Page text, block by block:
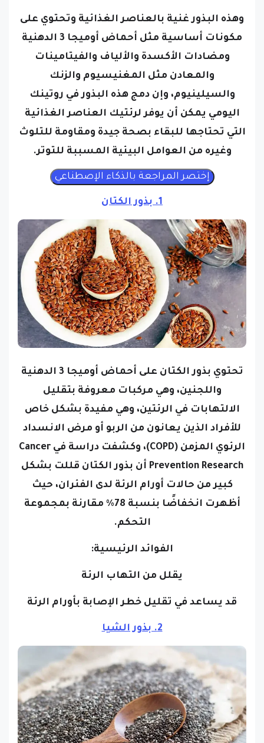
وهذه البذور غنية بالعناصر الغذائية وتحتوي على
مكونات أساسية مثل أحماض أوميجا 3 الدهنية
ومضادات الأكسدة والألياف والفيتامينات
والمعادن مثل المغنيسيوم والزنك
والسيلينيوم، وإن دمج هذه البذور في روتينك
اليومي يمكن أن يوفر لرئتيك العناصر الغذائية
التي تحتاجها للبقاء بصحة جيدة ومقاومة للتلوث
وغيره من العوامل البيئية المسببة للتوتر.
1. بذور الكتان
تحتوي بذور الكتان على أحماض أوميجا 3 الدهنية
واللجنين، وهي مركبات معروفة بتقليل
الالتهابات في الرئتين، وهي مفيدة بشكل خاص
للأفراد الذين يعانون من الربو أو مرض الانسداد
الرئوي المزمن (COPD)، وكشفت دراسة في Cancer
Prevention Research أن بذور الكتان قللت بشكل
كبير من حالات أورام الرئة لدى الفئران، حيث
أظهرت انخفاضًا بنسبة 78٪ مقارنة بمجموعة
التحكم.
الفوائد الرئيسية:
يقلل من التهاب الرئة
قد يساعد في تقليل خطر الإصابة بأورام الرئة
2. بذور الشيا